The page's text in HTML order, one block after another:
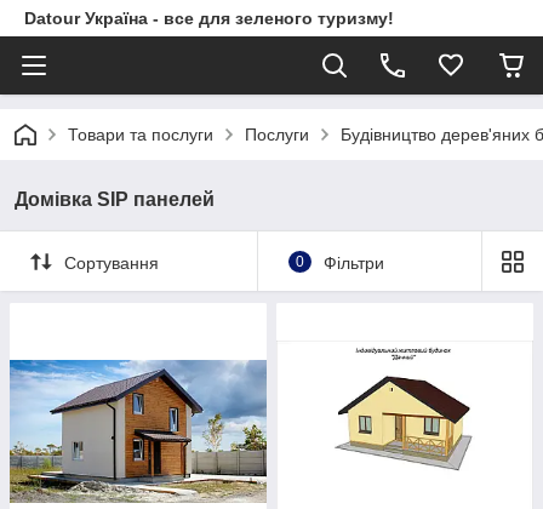
Datour Україна - все для зеленого туризму!
Товари та послуги Послуги Будівництво дерев'яних
Домівка SIP панелей
Сортування 0 Фільтри